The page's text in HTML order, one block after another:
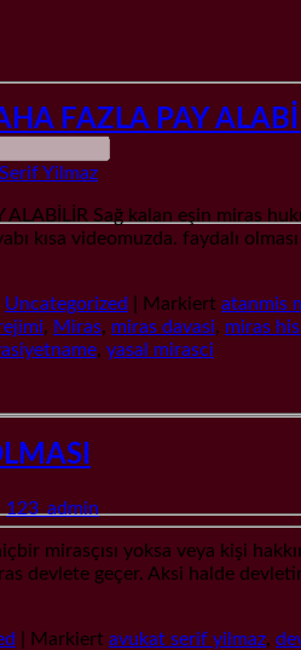
FAZLA PAY
Yilmaz
Sağ kalan eşin miras
kısa videomuzda. faydalı
Uncategorized Markiert atanmis
, Miras, miras davasi, miras
, yasal mirasci
123_admin
mirasçısı yoksa veya kişi
devlete geçer. Aksi halde
Markiert avukat serif yilmaz,